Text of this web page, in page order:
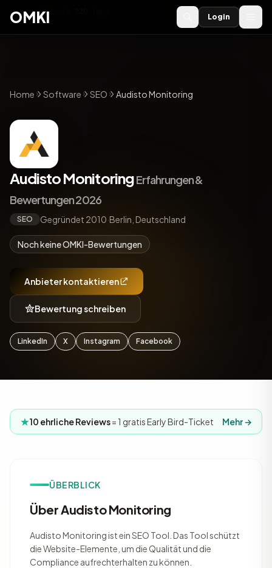
OMKI 2027
OMKI Login
Home Software SEO Audisto Monitoring
Audisto MonitoringErfahrungen &
Bewertungen 2026
SEO Gegründet 2010·Berlin, Deutschland
Noch keine OMKI-Bewertungen
Anbieter kontaktieren
Bewertung schreiben
LinkedIn X Instagram Facebook
10 ehrliche Reviews= 1 gratis Early Bird-Ticket Mehr →
ÜBERBLICK
Über Audisto Monitoring
Audisto Monitoring ist ein SEO Tool. Das Tool schützt
die Website-Elemente, um die Qualität und die
Compliance aufrechterhalten zu können.